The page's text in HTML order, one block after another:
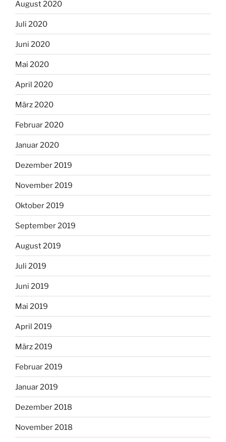
August 2020
Juli 2020
Juni 2020
Mai 2020
April 2020
März 2020
Februar 2020
Januar 2020
Dezember 2019
November 2019
Oktober 2019
September 2019
August 2019
Juli 2019
Juni 2019
Mai 2019
April 2019
März 2019
Februar 2019
Januar 2019
Dezember 2018
November 2018